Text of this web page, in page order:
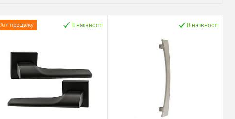
Хіт продажу В наявності В наявності